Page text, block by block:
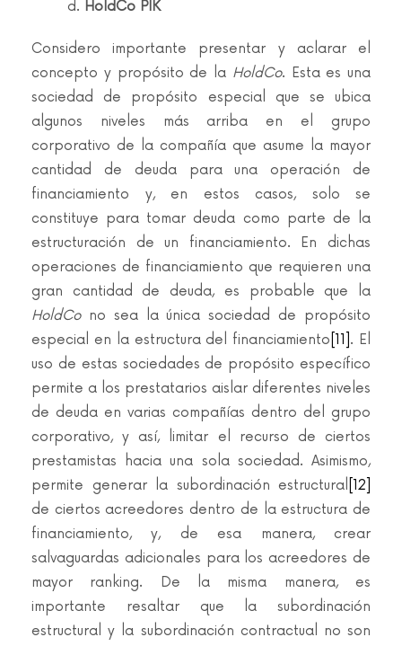
d. HoldCo PIK
Considero importante presentar y aclarar el
concepto y propósito de la HoldCo. Esta es una
sociedad de propósito especial que se ubica
algunos niveles más arriba en el grupo
corporativo de la compañía que asume la mayor
cantidad de deuda para una operación de
financiamiento y, en estos casos, solo se
constituye para tomar deuda como parte de la
estructuración de un financiamiento. En dichas
operaciones de financiamiento que requieren una
gran cantidad de deuda, es probable que la
HoldCono sea la única sociedad de propósito
especial en la estructura del financiamiento [11] . El
uso de estas sociedades de propósito específico
permite a los prestatarios aislar diferentes niveles
de deuda en varias compañías dentro del grupo
corporativo, y así, limitar el recurso de ciertos
prestamistas hacia una sola sociedad. Asimismo,
permite generar la subordinación estructural [12]
de ciertos acreedores dentro de la estructura de
financiamiento, y, de esa manera, crear
salvaguardas adicionales para los acreedores de
mayor ranking. De la misma manera, es
importante resaltar que la subordinación
estructural y la subordinación contractual no son